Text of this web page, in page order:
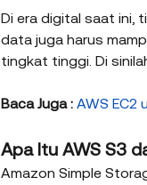
Di era digital saat ini,
data juga harus
tingkat tinggi. Di
Baca Juga : AWS EC2
Apa Itu AWS S3
Amazon Simple